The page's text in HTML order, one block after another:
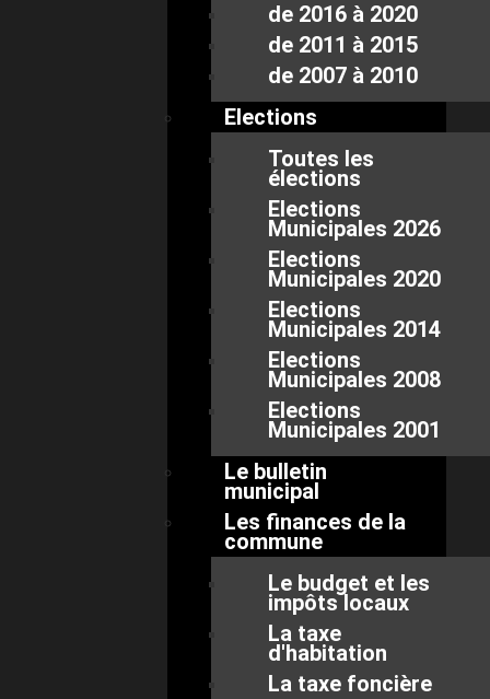
de 2016 à 2020
de 2011 à 2015
de 2007 à 2010
Elections
Toutes les
élections
Elections
Municipales 2026
Elections
Municipales 2020
Elections
Municipales 2014
Elections
Municipales 2008
Elections
Municipales 2001
Le bulletin
municipal
Les finances de la
commune
Le budget et les
impôts locaux
La taxe
d'habitation
La taxe foncière